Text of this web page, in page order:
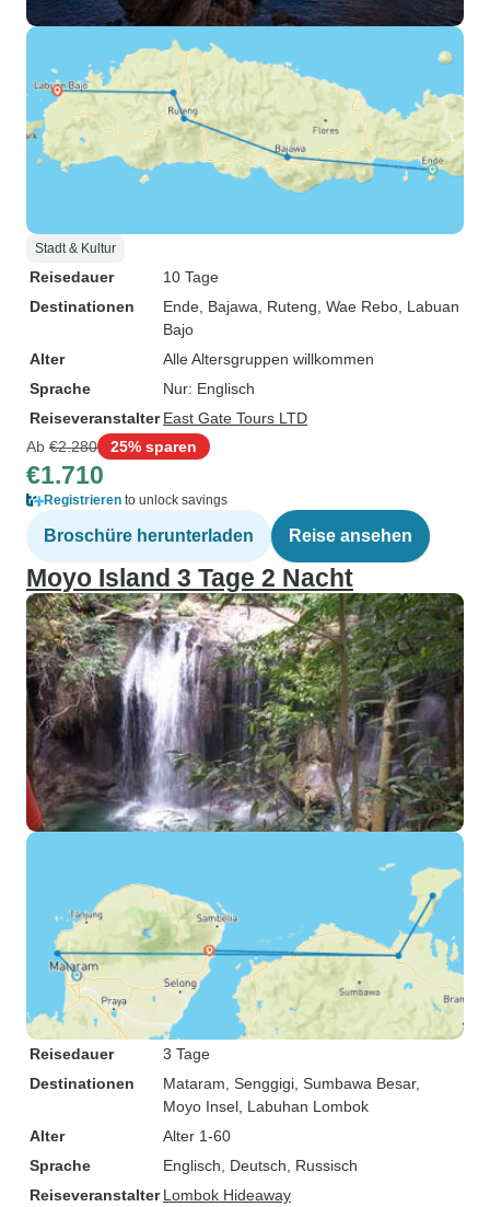
Stadt & Kultur
Reisedauer
10 Tage
Destinationen
Ende , Bajawa , Ruteng , Wae Rebo , Labuan
Bajo
Alter
Alle Altersgruppen willkommen
Sprache
Nur: Englisch
Reiseveranstalter East Gate Tours LTD
Ab €2.280 25% sparen
€1.710
Registrieren to unlock savings
Broschüre herunterladen Reise ansehen
Moyo Island 3 Tage 2 Nacht
Reisedauer
3 Tage
Destinationen
Mataram , Senggigi , Sumbawa Besar,
Moyo Insel , Labuhan Lombok
Alter
Alter 1-60
Sprache
Englisch, Deutsch, Russisch
Reiseveranstalter Lombok Hideaway